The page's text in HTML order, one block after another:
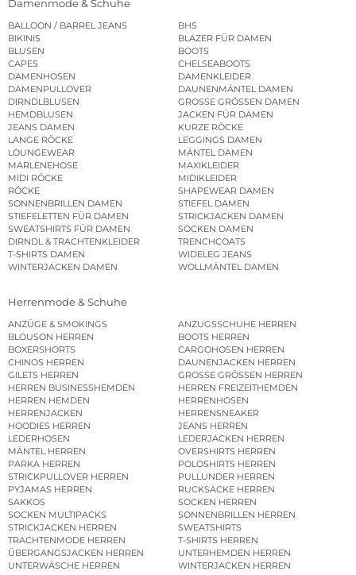
Damenmode & Schuhe
BALLOON / BARREL JEANS
BHS
BIKINIS
BLAZER FÜR DAMEN
BLUSEN
BOOTS
CAPES
CHELSEABOOTS
DAMENHOSEN
DAMENKLEIDER
DAMENPULLOVER
DAUNENMÄNTEL DAMEN
DIRNDLBLUSEN
GROSSE GRÖSSEN DAMEN
HEMDBLUSEN
JACKEN FÜR DAMEN
JEANS DAMEN
KURZE RÖCKE
LANGE RÖCKE
LEGGINGS DAMEN
LOUNGEWEAR
MÄNTEL DAMEN
MARLENEHOSE
MAXIKLEIDER
MIDI RÖCKE
MIDIKLEIDER
RÖCKE
SHAPEWEAR DAMEN
SONNENBRILLEN DAMEN
STIEFEL DAMEN
STIEFELETTEN FÜR DAMEN
STRICKJACKEN DAMEN
SWEATSHIRTS FÜR DAMEN
SOCKEN DAMEN
DIRNDL & TRACHTENKLEIDER
TRENCHCOATS
T-SHIRTS DAMEN
WIDELEG JEANS
WINTERJACKEN DAMEN
WOLLMÄNTEL DAMEN
Herrenmode & Schuhe
ANZÜGE & SMOKINGS
ANZUGSSCHUHE HERREN
BLOUSON HERREN
BOOTS HERREN
BOXERSHORTS
CARGOHOSEN HERREN
CHINOS HERREN
DAUNENJACKEN HERREN
GILETS HERREN
GROSSE GRÖSSEN HERREN
HERREN BUSINESSHEMDEN
HERREN FREIZEITHEMDEN
HERREN HEMDEN
HERRENHOSEN
HERRENJACKEN
HERRENSNEAKER
HOODIES HERREN
JEANS HERREN
LEDERHOSEN
LEDERJACKEN HERREN
MÄNTEL HERREN
OVERSHIRTS HERREN
PARKA HERREN
POLOSHIRTS HERREN
STRICKPULLOVER HERREN
PULLUNDER HERREN
PYJAMAS HERREN
RUCKSÄCKE HERREN
SAKKOS
SOCKEN HERREN
SOCKEN MULTIPACKS
SONNENBRILLEN HERREN
STRICKJACKEN HERREN
SWEATSHIRTS
TRACHTENMODE HERREN
T-SHIRTS HERREN
ÜBERGANGSJACKEN HERREN
UNTERHEMDEN HERREN
UNTERWÄSCHE HERREN
WINTERJACKEN HERREN